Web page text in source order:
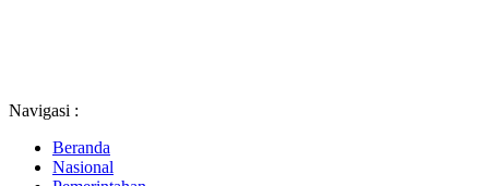
Navigasi :
Beranda
Nasional